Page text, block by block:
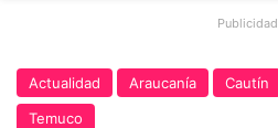
Publicidad
Actualidad Araucanía Cautín
Temuco